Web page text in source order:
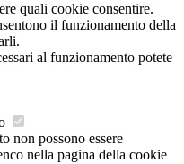
quali cookie consentire.
il funzionamento della
al funzionamento potete
non possono essere
nella pagina della cookie